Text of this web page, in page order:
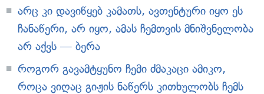
არც კი დავიწყებ კამათს, ავთენტური იყო ეს
ჩანაწერი, არ იყო, ამას ჩემთვის მნიშვნელობა
არ აქვს — ბერა
როგორ გავამტყუნო ჩემი ძმაკაცი ამიკო,
როცა ვიღაც გიჟის ნაწერს კითხულობს ჩემს